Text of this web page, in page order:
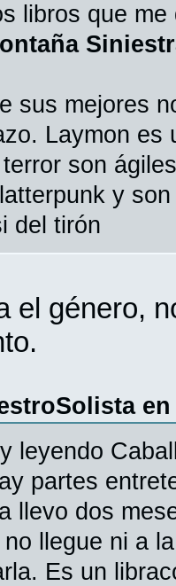
libros que
sus mejores
Laymon es
son
y
del tirón
el género,
leyendo
partes
llevo dos
llegue ni a
Es un